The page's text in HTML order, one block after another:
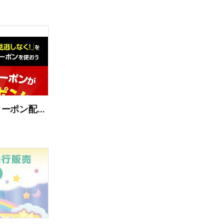
【おトク】お店で使えるクーポン配信中